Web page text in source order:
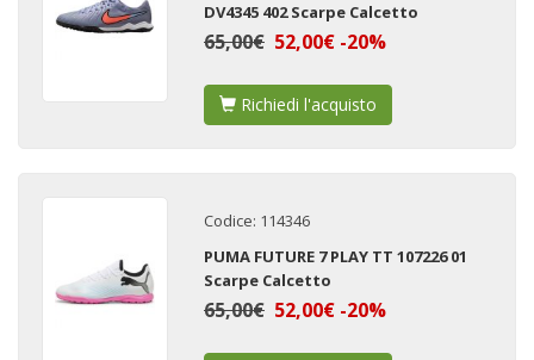
DV4345 402 Scarpe Calcetto
65,00€ 52,00€ -20%
Richiedi l'acquisto
Codice: 114346
PUMA FUTURE 7 PLAY TT 107226 01
Scarpe Calcetto
65,00€ 52,00€ -20%